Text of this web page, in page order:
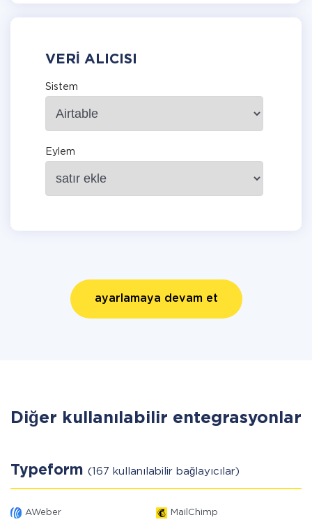
VERI ALICISI
Sistem
Eylem
ayarlamaya devam et
Diğer kullanılabilir entegrasyonlar
Typeform (167 kullanılabilir bağlayıcılar)
AWeber MailChimp